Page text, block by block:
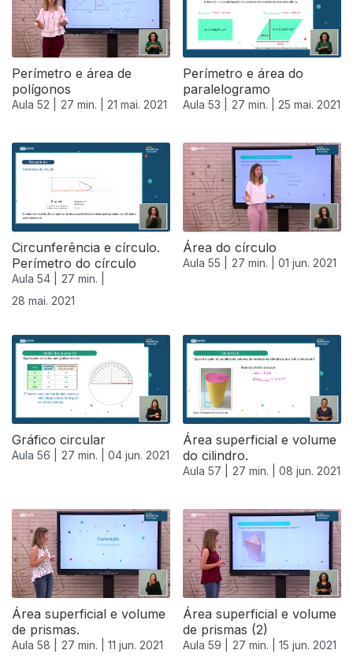
Perímetro e área de
polígonos
Aula 52 | 27 min. | 21 mai. 2021
Perímetro e área do
paralelogramo
Aula 53 | 27 min. | 25 mai. 2021
Circunferência e círculo.
Perímetro do círculo
Aula 54 |
27 min. |
28 mai. 2021
Área do círculo
Aula 55 | 27 min. | 01 jun. 2021
Gráfico circular
Aula 56 | 27 min. | 04 jun. 2021
Área superficial e volume
do cilindro.
Aula 57 | 27 min. | 08 jun. 2021
Área superficial e volume
de prismas.
Aula 58 | 27 min. | 11 jun. 2021
Área superficial e volume
de prismas (2)
Aula 59 | 27 min. | 15 jun. 2021
551145